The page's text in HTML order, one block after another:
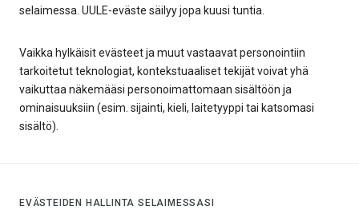
selaimessa. UULE-eväste säilyy jopa kuusi tuntia.
Vaikka hylkäisit evästeet ja muut vastaavat personointiin
tarkoitetut teknologiat, kontekstuaaliset tekijät voivat yhä
vaikuttaa näkemääsi personoimattomaan sisältöön ja
ominaisuuksiin (esim. sijainti, kieli, laitetyyppi tai katsomasi
sisältö).
EVÄSTEIDEN HALLINTA SELAIMESSASI